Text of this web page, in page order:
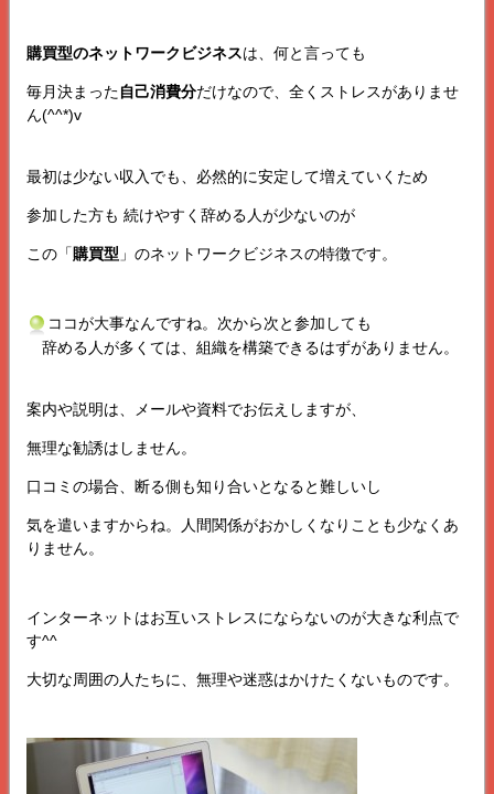
購買型のネットワークビジネスは、何と言っても
毎月決まった自己消費分だけなので、全くストレスがありませ
ん(^^*)v
最初は少ない収入でも、必然的に安定して増えていくため
参加した方も 続けやすく辞める人が少ないのが
この「購買型 」のネットワークビジネスの特徴です。
ココが大事なんですね。次から次と参加しても
辞める人が多くては、組織を構築できるはずがありません。
案内や説明は、メールや資料でお伝えしますが、
無理な勧誘はしません。
口コミの場合、断る側も知り合いとなると難しいし
気を遣いますからね。人間関係がおかしくなりことも少なくあ
りません。
インターネットはお互いストレスにならないのが大きな利点で
す^^
大切な周囲の人たちに、無理や迷惑はかけたくないものです。